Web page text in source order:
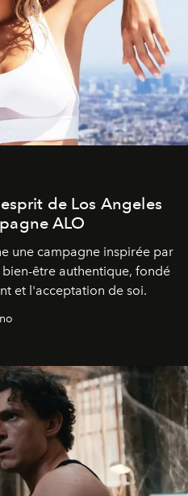
de Los Angeles
ALO
une campagne inspirée par
être authentique, fondé
et l'acceptation de soi.